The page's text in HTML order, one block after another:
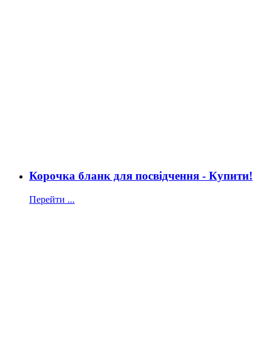
Корочка бланк для посвідчення - Купити!
Перейти ...